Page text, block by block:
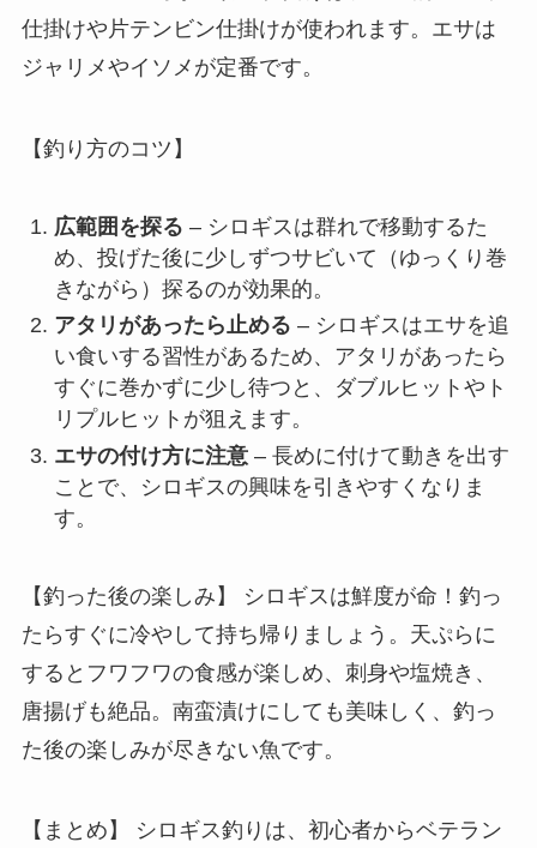
仕掛けや片テンビン仕掛けが使われます。エサは
ジャリメやイソメが定番です。
【釣り方のコツ】
広範囲を探る – シロギスは群れで移動するた
め、投げた後に少しずつサビいて（ゆっくり巻
きながら）探るのが効果的。
アタリがあったら止める – シロギスはエサを追
い食いする習性があるため、アタリがあったら
すぐに巻かずに少し待つと、ダブルヒットやト
リプルヒットが狙えます。
エサの付け方に注意– 長めに付けて動きを出す
ことで、シロギスの興味を引きやすくなりま
す。
【釣った後の楽しみ】 シロギスは鮮度が命！釣っ
たらすぐに冷やして持ち帰りましょう。天ぷらに
するとフワフワの食感が楽しめ、刺身や塩焼き、
唐揚げも絶品。南蛮漬けにしても美味しく、釣っ
た後の楽しみが尽きない魚です。
【まとめ】 シロギス釣りは、初心者からベテラン